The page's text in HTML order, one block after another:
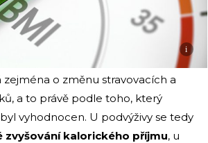
i
zejména o změnu stravovacích a
a to právě podle toho, který
vyhodnocen. U podvýživy se tedy
zvyšování kalorického příjmu, u